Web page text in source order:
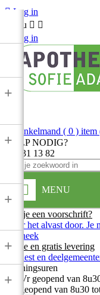
 Log in
Menu  
Log in
Winkelmand ( 0 ) item
HULP NODIG?
013 31 13 82
MENU
+
+
+
+
+
Heb je een voorschrift?
Stuur het alvast door.
apotheek
Snelle en gratis levering
In Diest en
Openingsuren
Ma-Vr geopend van
Zat geopend van 8u30